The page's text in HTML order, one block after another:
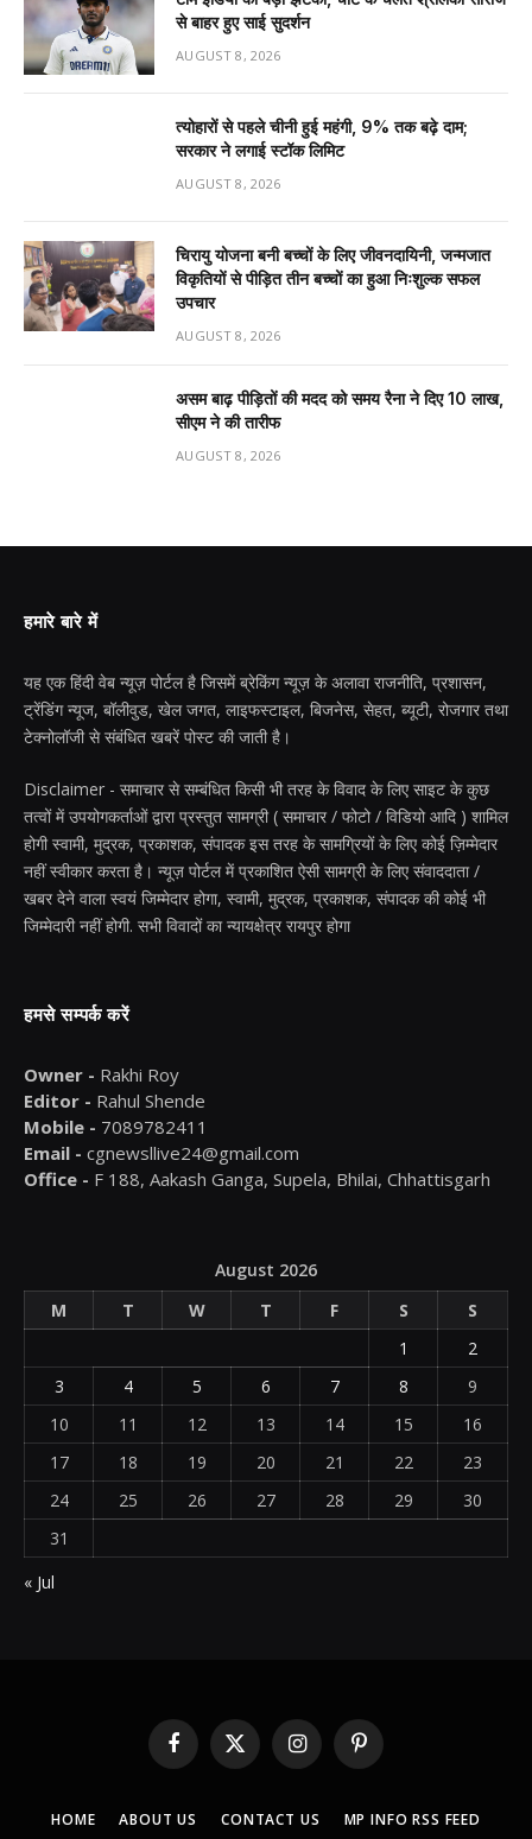
से बाहर हुए साई सुदर्शन
AUGUST 8, 2026
त्योहारों से पहले चीनी हुई महंगी, 9% तक बढ़े दाम;
सरकार ने लगाई स्टॉक लिमिट
AUGUST 8, 2026
चिरायु योजना बनी बच्चों के लिए जीवनदायिनी, जन्मजात
विकृतियों से पीड़ित तीन बच्चों का हुआ निःशुल्क सफल
उपचार
AUGUST 8, 2026
असम बाढ़ पीड़ितों की मदद को समय रैना ने दिए 10 लाख,
सीएम ने की तारीफ
AUGUST 8, 2026
हमारे बारे में
यह एक हिंदी वेब न्यूज़ पोर्टल है जिसमें ब्रेकिंग न्यूज़ के अलावा राजनीति, प्रशासन,
ट्रेंडिंग न्यूज, बॉलीवुड, खेल जगत, लाइफस्टाइल, बिजनेस, सेहत, ब्यूटी, रोजगार तथा
टेक्नोलॉजी से संबंधित खबरें पोस्ट की जाती है।
Disclaimer - समाचार से सम्बंधित किसी भी तरह के विवाद के लिए साइट के कुछ
तत्वों में उपयोगकर्ताओं द्वारा प्रस्तुत सामग्री ( समाचार / फोटो / विडियो आदि ) शामिल
होगी स्वामी, मुद्रक, प्रकाशक, संपादक इस तरह के सामग्रियों के लिए कोई ज़िम्मेदार
नहीं स्वीकार करता है। न्यूज़ पोर्टल में प्रकाशित ऐसी सामग्री के लिए संवाददाता /
खबर देने वाला स्वयं जिम्मेदार होगा, स्वामी, मुद्रक, प्रकाशक, संपादक की कोई भी
जिम्मेदारी नहीं होगी. सभी विवादों का न्यायक्षेत्र रायपुर होगा
हमसे सम्पर्क करें
Owner - Rakhi Roy
Editor - Rahul Shende
Mobile - 7089782411
Email - cgnewsllive24@gmail.com
Office - F 188, Aakash Ganga, Supela, Bhilai, Chhattisgarh
August 2026
M
T W T F S
S
1
2
3
4 5 6 7 8
9
10
11 12 13 14 15
16
17
18 19 20 21 22
23
24
25 26 27 28 29
30
31
« Jul
Facebook
X
(Twitter)
InstagramPinterest
HOME ABOUT US CONTACT US MP INFO RSS FEED